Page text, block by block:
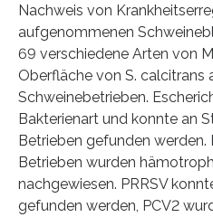
Nachweis von
aufgenommenen
69 verschiedene Arten von
Oberfläche von S. calcitrans
Schweinebetrieben.
Bakterienart und konnte an
Betrieben gefunden werden.
Betrieben wurden
nachgewiesen. PRRSV
gefunden werden, PCV2